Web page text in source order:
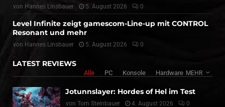
von Hannes Linsbauer 5. August 2026 0
Level Infinite zeigt gamescom-Line-up mit CONTROL
Resonant und mehr
von Hannes Linsbauer 5. August 2026 0
LATEST REVIEWS
Alle PC Konsole Hardware MEHR
Jotunnslayer: Hordes of Hel im Test
von Tom Steinbauer 4. August 2026 0